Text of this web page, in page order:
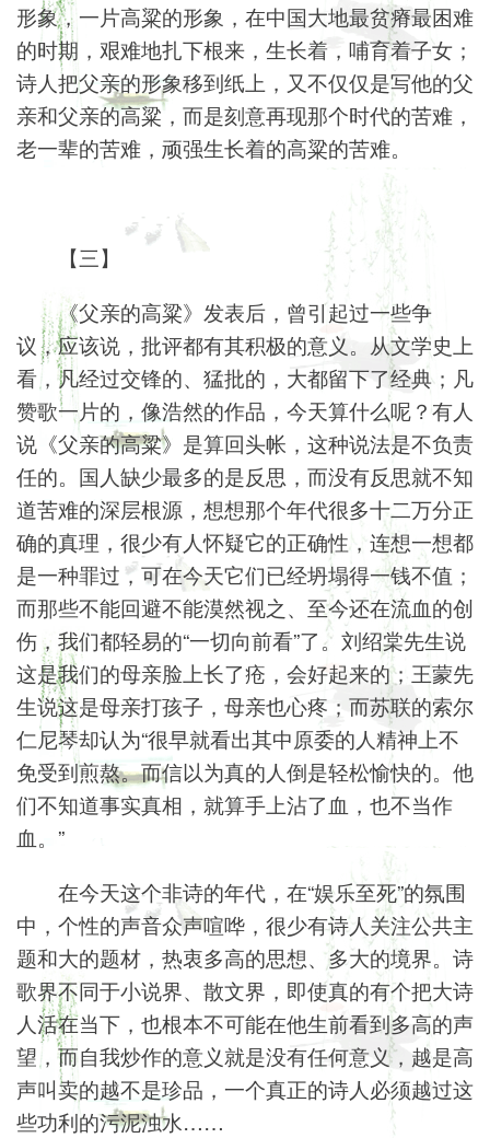
形象，一片高粱的形象，在中国大地最贫瘠最困难
的时期，艰难地扎下根来，生长着，哺育着子女；
诗人把父亲的形象移到纸上，又不仅仅是写他的父
亲和父亲的高粱，而是刻意再现那个时代的苦难，
老一辈的苦难，顽强生长着的高粱的苦难。
【三】
《父亲的高粱》发表后，曾引起过一些争
议，应该说，批评都有其积极的意义。从文学史上
看，凡经过交锋的、猛批的，大都留下了经典；凡
赞歌一片的，像浩然的作品，今天算什么呢？有人
说《父亲的高粱》是算回头帐，这种说法是不负责
任的。国人缺少最多的是反思，而没有反思就不知
道苦难的深层根源，想想那个年代很多十二万分正
确的真理，很少有人怀疑它的正确性，连想一想都
是一种罪过，可在今天它们已经坍塌得一钱不值；
而那些不能回避不能漠然视之、至今还在流血的创
伤，我们都轻易的“一切向前看”了。刘绍棠先生说
这是我们的母亲脸上长了疮，会好起来的；王蒙先
生说这是母亲打孩子，母亲也心疼；而苏联的索尔
仁尼琴却认为“很早就看出其中原委的人精神上不
免受到煎熬。而信以为真的人倒是轻松愉快的。他
们不知道事实真相，就算手上沾了血，也不当作
血。”
在今天这个非诗的年代，在“娱乐至死”的氛围
中，个性的声音众声喧哗，很少有诗人关注公共主
题和大的题材，热衷多高的思想、多大的境界。诗
歌界不同于小说界、散文界，即使真的有个把大诗
人活在当下，也根本不可能在他生前看到多高的声
望，而自我炒作的意义就是没有任何意义，越是高
声叫卖的越不是珍品，一个真正的诗人必须越过这
些功利的污泥浊水……